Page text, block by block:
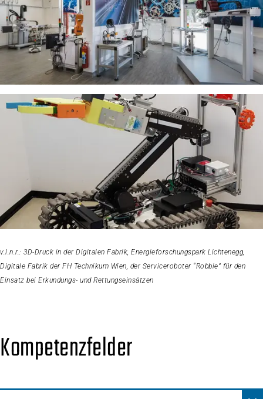
v.l.n.r.: 3D-Druck in der Digitalen Fabrik, Energieforschungspark Lichtenegg,
Digitale Fabrik der FH Technikum Wien, der Serviceroboter “Robbie” für den
Einsatz bei Erkundungs- und Rettungseinsätzen
Kompetenzfelder